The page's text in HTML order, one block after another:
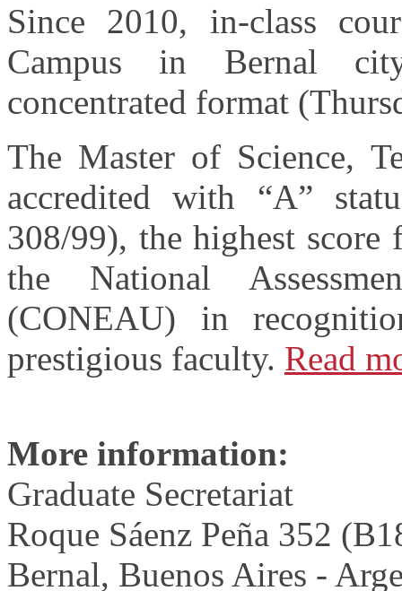
Since 2010, in-class
Campus in Bernal
concentrated format
The Master of Science,
accredited with “A”
308/99), the highest score
the National
(CONEAU) in
prestigious faculty. Read
More information:
Graduate Secretariat
Roque Sáenz Peña 352
Bernal, Buenos Aires -